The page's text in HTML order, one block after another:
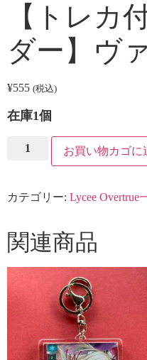
【トレカ
ダー】ヴ
¥555 (税込)
在庫1個
キ
ル
ダ
ー】
ヴ
お買い物カゴに
カテゴリー: Lycee Overtrue
関連商品